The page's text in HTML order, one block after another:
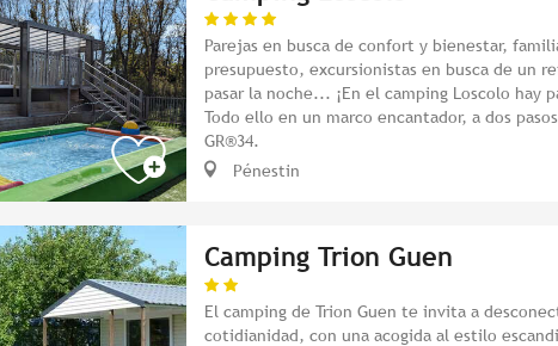
Parejas en busca de confort y bienestar,
presupuesto, excursionistas en busca de un
pasar la noche... ¡En el camping Loscolo hay
Todo ello en un marco encantador, a dos
GR®34.
Pénestin
Camping Trion Guen
El camping de Trion Guen te invita a
cotidianidad, con una acogida al estilo